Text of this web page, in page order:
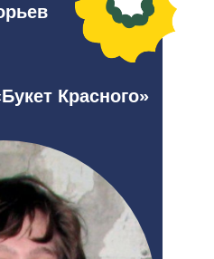
Красного»